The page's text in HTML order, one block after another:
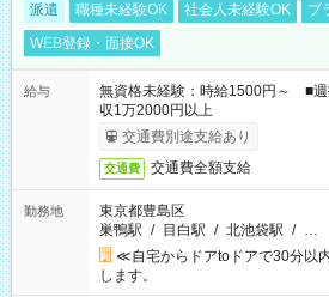
派遣 職種未経験OK 社会人未経験OK
ブ
WEB登録・面接OK
給与
無資格未経験：時給1500円～ ■
収1万2000円以上
交通費別途支給あり
交通費 交通費全額支給
勤務地
東京都豊島区
巣鴨駅 / 目白駅 / 北池袋駅 / …
≪自宅からドアtoドアで30分以
します。